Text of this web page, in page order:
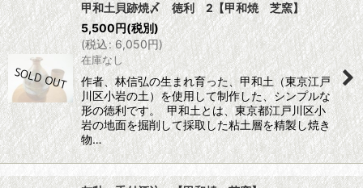
甲和土貝跡焼〆 徳利 2【甲和焼 芝窯】
5,500円(税別)
(税込: 6,050円)
在庫なし
作者、林信弘の生まれ育った、甲和土（東京江戸
川区小岩の土）を使用して制作した、シンプルな
形の徳利です。 甲和土とは、東京都江戸川区小
岩の地面を掘削して採取した粘土層を精製し焼き
物…